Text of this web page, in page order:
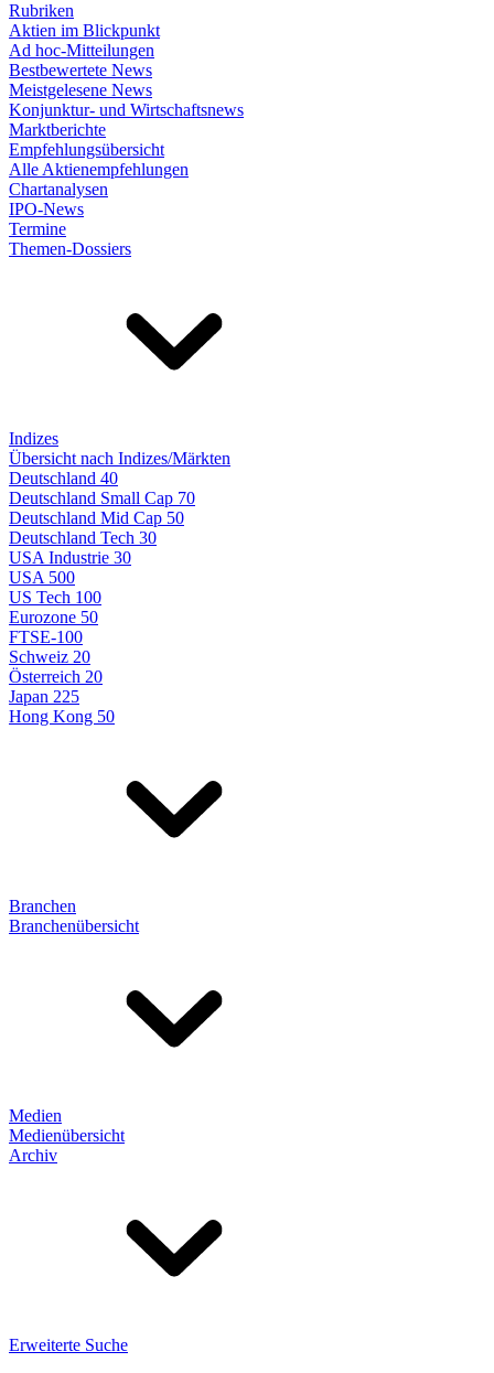
Rubriken
Aktien im Blickpunkt
Ad hoc-Mitteilungen
Bestbewertete News
Meistgelesene News
Konjunktur- und Wirtschaftsnews
Marktberichte
Empfehlungsübersicht
Alle Aktienempfehlungen
Chartanalysen
IPO-News
Termine
Themen-Dossiers
Indizes
Übersicht nach Indizes/Märkten
Deutschland 40
Deutschland Small Cap 70
Deutschland Mid Cap 50
Deutschland Tech 30
USA Industrie 30
USA 500
US Tech 100
Eurozone 50
FTSE-100
Schweiz 20
Österreich 20
Japan 225
Hong Kong 50
Branchen
Branchenübersicht
Medien
Medienübersicht
Archiv
Erweiterte Suche